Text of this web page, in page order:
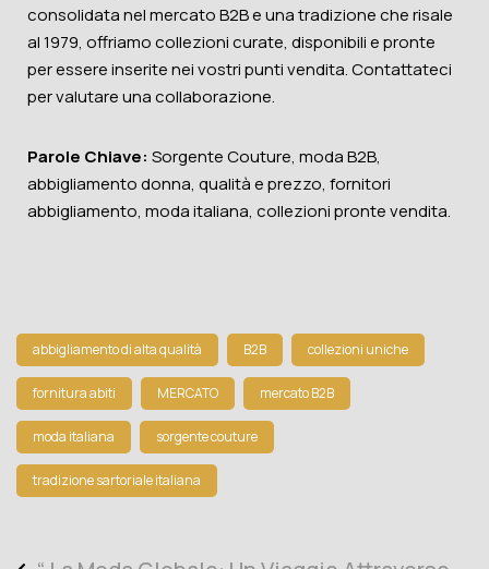
consolidata nel mercato B2B e una tradizione che risale
al 1979, offriamo collezioni curate, disponibili e pronte
per essere inserite nei vostri punti vendita. Contattateci
per valutare una collaborazione.
Parole Chiave: Sorgente Couture, moda B2B,
abbigliamento donna, qualità e prezzo, fornitori
abbigliamento, moda italiana, collezioni pronte vendita.
abbigliamento di alta qualità B2B collezioni uniche
fornitura abiti MERCATO mercato B2B
moda italiana sorgente couture
tradizione sartoriale italiana